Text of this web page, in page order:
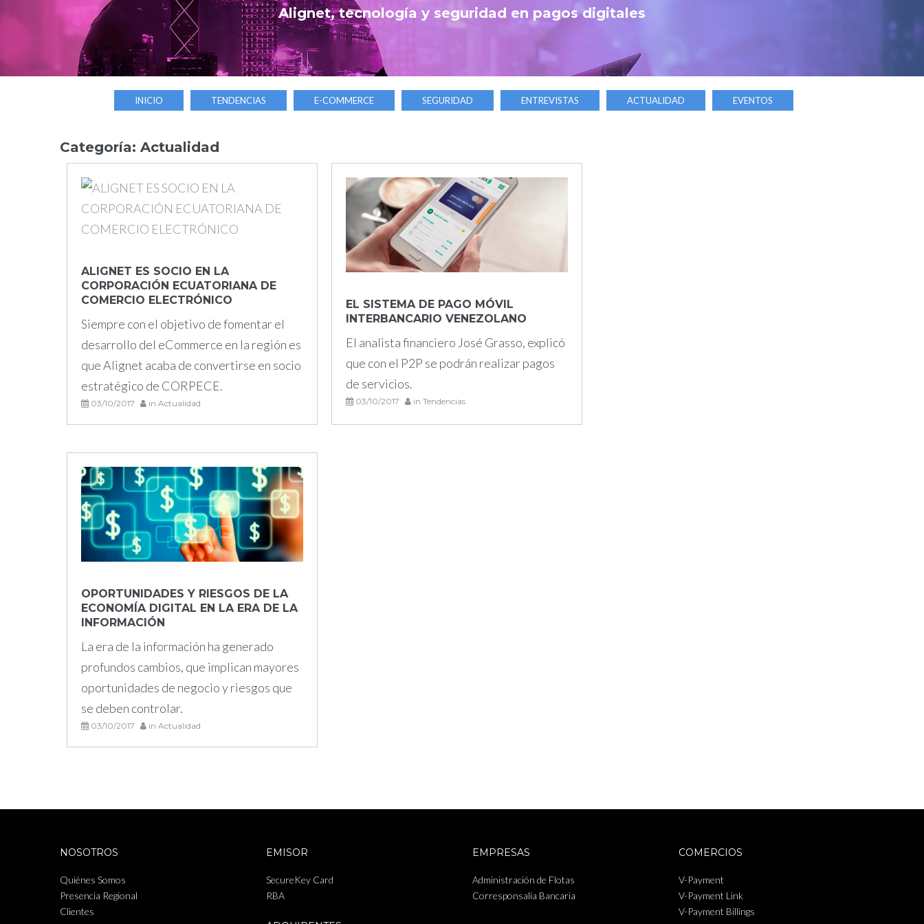
Alignet, tecnología y seguridad en pagos digitales
INICIO TENDENCIAS E-COMMERCE SEGURIDAD ENTREVISTAS ACTUALIDAD EVENTOS
Categoría: Actualidad
Día:
de
octubre
de
2017
ALIGNET ES SOCIO EN LA
CORPORACIÓN ECUATORIANA DE
COMERCIO ELECTRÓNICO
Siempre con el objetivo de fomentar el
desarrollo del eCommerce en la región es
que Alignet acaba de convertirse en socio
estratégico de CORPECE.
03/10/2017 in Actualidad
EL SISTEMA DE PAGO MÓVIL
INTERBANCARIO VENEZOLANO
El analista financiero José Grasso, explicó
que con el P2P se podrán realizar pagos
de servicios.
03/10/2017 in Tendencias
OPORTUNIDADES Y RIESGOS DE LA
ECONOMÍA DIGITAL EN LA ERA DE LA
INFORMACIÓN
La era de la información ha generado
profundos cambios, que implican mayores
oportunidades de negocio y riesgos que
se deben controlar.
03/10/2017 in Actualidad
NOSOTROS
Quiénes Somos
Presencia Regional
Clientes
EMISOR
SecureKey Card
RBA
EMPRESAS
Administración de Flotas
Corresponsalía Bancaria
COMERCIOS
V-Payment
V-Payment Link
V-Payment Billings